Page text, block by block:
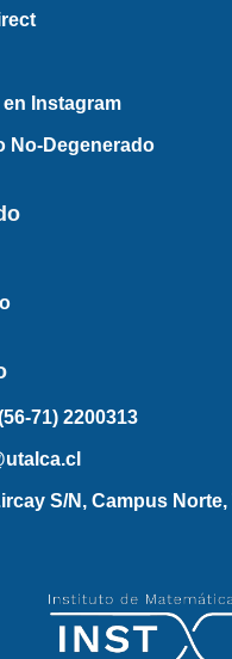
en Instagram
No-Degenerado
71) 2200313
S/N, Campus Norte,